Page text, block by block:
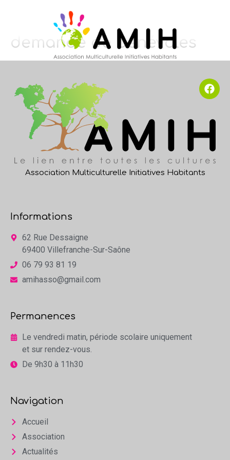
Catégorie :Planning
demande de bénévoles
Association Multiculturelle Initiatives Habitants
Informations
62 Rue Dessaigne
69400 Villefranche-Sur-Saône
06 79 93 81 19
amihasso@gmail.com
Permanences
Le vendredi matin, période scolaire uniquement
et sur rendez-vous.
De 9h30 à 11h30
Navigation
Accueil
Association
Actualités